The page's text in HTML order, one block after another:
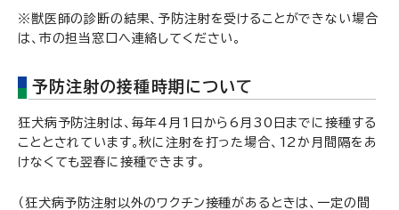
※獣医師の診断の結果、予防注射を受けることができない場合
は、市の担当窓口へ連絡してください。
予防注射の接種時期について
狂犬病予防注射は、毎年4月1日から6月30日までに接種する
こととされています。秋に注射を打った場合、12か月間隔をあ
けなくても翌春に接種できます。
（狂犬病予防注射以外のワクチン接種があるときは、一定の間